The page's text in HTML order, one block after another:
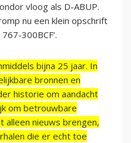
vloog als D-ABUP.
nu een klein opschrift
300BCF’.
bijna 25 jaar. In
bronnen en
historie om aandacht
om betrouwbare
alleen nieuws brengen,
die er echt toe